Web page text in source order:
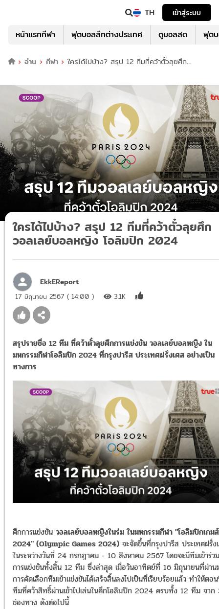
TH เข้าสู่ระบบ
หน้าแรกกีฬา ฟุตบอลลีกต่างประเทศ ดูบอลสด ฟุต
อ่าน กีฬา
ใครได้ไปบ้าง? สรุป 12 ทีมที่คว้าตั๋วลุยศึก
ใครได้ไปบ้าง? สรุป 12 ทีมที่คว้าตั๋วลุยศึก
วอลเลย์บอลหญิง โอลิมปิก 2024
EkkEReport
17 มิถุนายน 2567 ( 14:00 ) 3.1K
สรุปรายชื่อ 12 ทีม ที่คว้าตั๋วลุยศึกการแข่งขัน วอลเลย์บอลหญิง ใน
มหกรรมกีฬาโอลิมปิก 2024 ที่กรุงปารีส ประเทศฝรั่งเศส อย่างเป็น
ทางการ
ศึกการแข่งขัน วอลเลย์บอลหญิงในร่ม ในมหกรรมกีฬา "โอลิมปิกเกมส์
2024" (Olympic Games 2024) จะจัดขึ้นที่กรุงปารีส ประเทศฝรั่ง
ในระหว่างวันที่ 24 กรกฎาคม - 10 สิงหาคม 2567 โดยจะมีทีมเข้าร่วม
การแข่งขันทั้งสิ้น 12 ทีม ซึ่งล่าสุด เมื่อวันอาทิตย์ที่ 16 มิถุนายนที่ผ่าน
การคัดเลือกทีมเข้าแข่งขันได้เสร็จสิ้นลงไปเป็นที่เรียบร้อยแล้ว ทำให้ตอ
ทีมที่คว้าสิทธิ์ผ่านเข้าไปเล่นในศึกโอลิมปิก 2024 ครบทั้ง 12 ทีม จาก
ช่องทาง ดังต่อไปนี้